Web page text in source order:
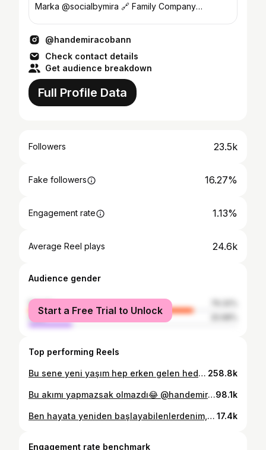
Marka @socialbymira 🔗 Family Company
@handemiracobann
Check contact details
Get audience breakdown
Full Profile Data
Followers 23.5k
Fake followers 16.27%
Engagement rate 1.13%
Average Reel plays 24.6k
Audience gender
female
male
Start a Free Trial to Unlock
Top performing Reels
Bu sene yeni yaşım hep erken gelen hediyelerle 40 gün 40 gece sürücek gibi… Canım eşim kocaman teşekkür ederim. Her zaman hep en önce beni düşündüğün için🧡 @izmirgrupguvenlik 258.8k
Bu akımı yapmazsak olmazdı😂 @handemiracobann . . . . #reels #reelsinstagram #challenge #akım #instagram #komikvideolar98.1k
Ben hayata yeniden başlayabilenlerdenim, Peki ya, ya başlayamasaydım?! Acı bir tecrübe tüm yaşananlar, Bir şansım oldu hayata yeniden doğdum. Sizler aynı bu klipteki şener şenin dizeleri den, Benim yaşadıklarımdan, Başkalarının tecrübelerinden bir ders çıkartın ve bir şansım olsa demeden hayatınızı yeniden yazın… #kanserdeğilbizgüçlüyüz #kanserlemücadele 17.4k
Engagement rate benchmark